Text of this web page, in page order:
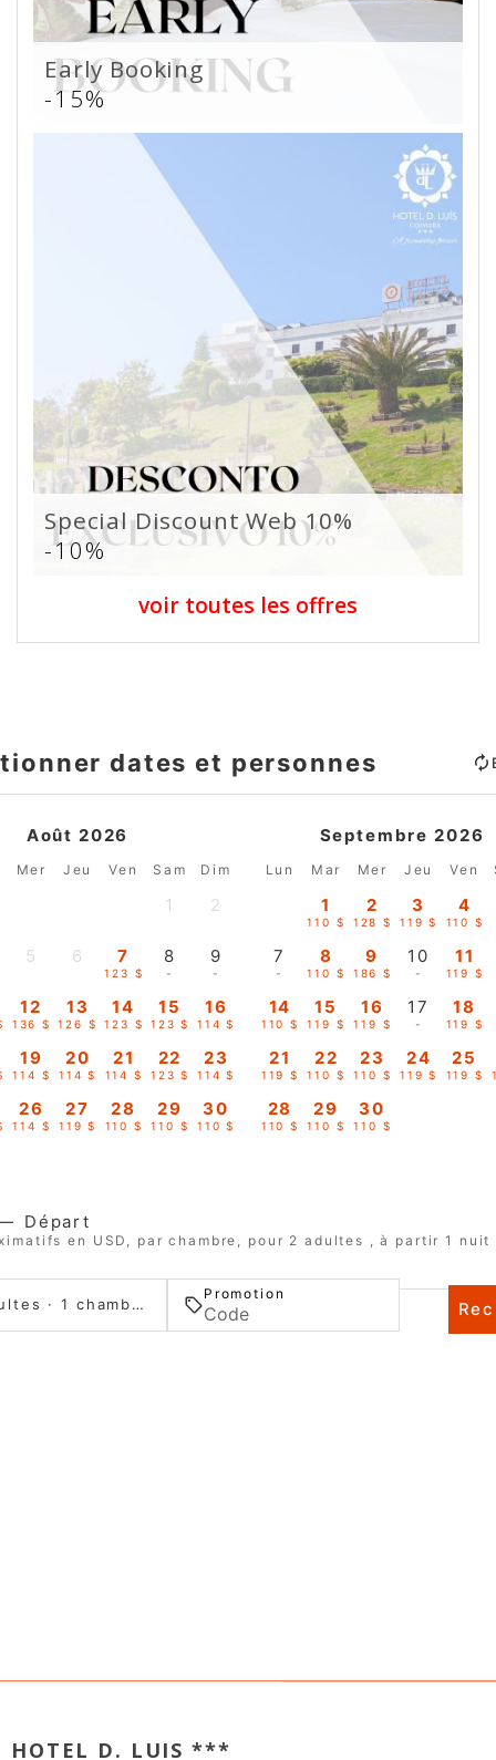
Early Booking
-15%
Special Discount Web 10%
-10%
voir toutes les offres
dates et personnes
Août 2026
Mer Jeu Ven Sam Dim
1 2
5 6 7
123 $
8
-
9
-
12
136 $
13
126 $
14
123 $
15
123 $
16
114 $
19
114 $
20
114 $
21
114 $
22
123 $
23
114 $
26
114 $
27
119 $
28
110 $
29
110 $
30
110 $
Septembre 2026
Lun Mar Mer Jeu Ven
1
110 $
2
128 $
3
119 $
4
110 $
7
-
8
110 $
9
186 $
10
-
11
119 $
14
110 $
15
119 $
16
119 $
17
-
18
119 $
21
119 $
22
110 $
23
110 $
24
119 $
25
119 $
28
110 $
29
110 $
30
110 $
Départ
en USD, par chambre, pour 2 adultes , à partir 1 nuit
2 adultes · 1 chambre
Promotion